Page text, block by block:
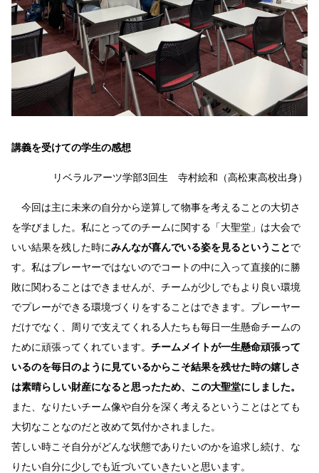
講義を受けての学生の感想
リベラルアーツ学部3回生 寺村絵和（高松東高校出身）
今回は主に未来の自分から逆算して物事を考えることの大切さ
を学びました。私にとってのチームに関する「大聖堂」は大会で
いい結果を残した時にみんなが喜んでいる姿を見るということで
す。私はプレーヤーではないのでコートの中に入って直接的に勝
敗に関わることはできませんが、チームが少しでもより良い環境
でプレーができる環境づくりをすることはできます。プレーヤー
だけでなく、周りで支えてくれる人たちも毎日一生懸命チームの
ために頑張ってくれています。 チームメイトが一生懸命頑張って
いるのを毎日のように見ているからこそ結果を残せた時の嬉しさ
は素晴らしい財産になると思ったため、この大聖堂にしました。
また、なりたいチーム像や自分を深く考えるということはとても
大切なことなのだと改めて気付かされました。
苦しい時こそ自分がどんな状態でありたいのかを追求し続け、な
りたい自分に少しでも近づいていきたいと思います。